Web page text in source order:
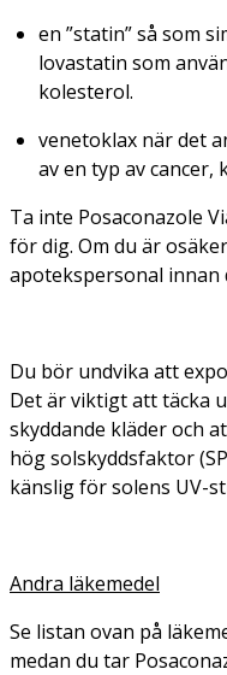
en ”statin” så som
lovastatin som
kolesterol.
venetoklax när det
av en typ av cancer,
Ta inte Posaconazole
för dig. Om du är
apotekspersonal innan
Du bör undvika att
Det är viktigt att täcka
skyddande kläder och
hög solskyddsfaktor
känslig för solens UV-
Andra läkemedel
Se listan ovan på
medan du tar